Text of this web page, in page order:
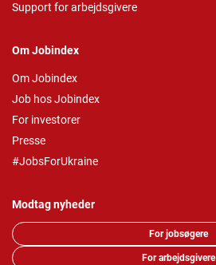
Support for arbejdsgivere
Om Jobindex
Om Jobindex
Job hos Jobindex
For investorer
Presse
#JobsForUkraine
Modtag nyheder
For jobsøgere
For arbejdsgivere